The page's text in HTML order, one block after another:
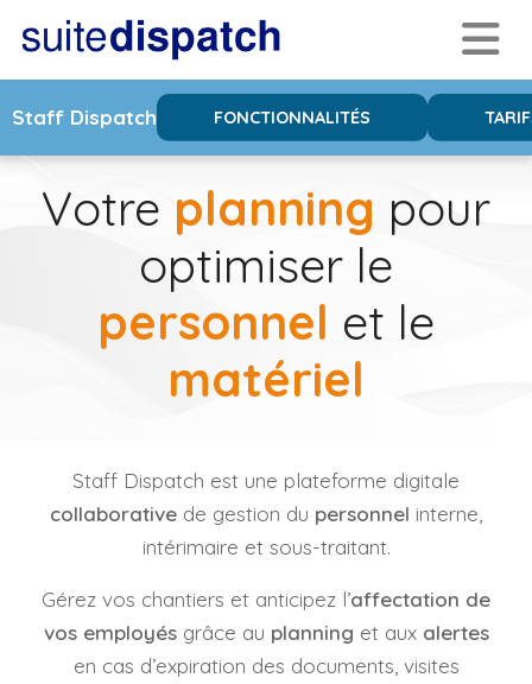
Staff Dispatch FONCTIONNALITÉS
Votre planning pour
optimiser le
personnel et le
matériel
Staff Dispatch est une plateforme digitale
collaborative de gestion du personnel interne,
intérimaire et sous-traitant.
Gérez vos chantiers et anticipez l’affectation de
vos employésgrâce au planning et aux alertes
en cas d’expiration des documents, visites